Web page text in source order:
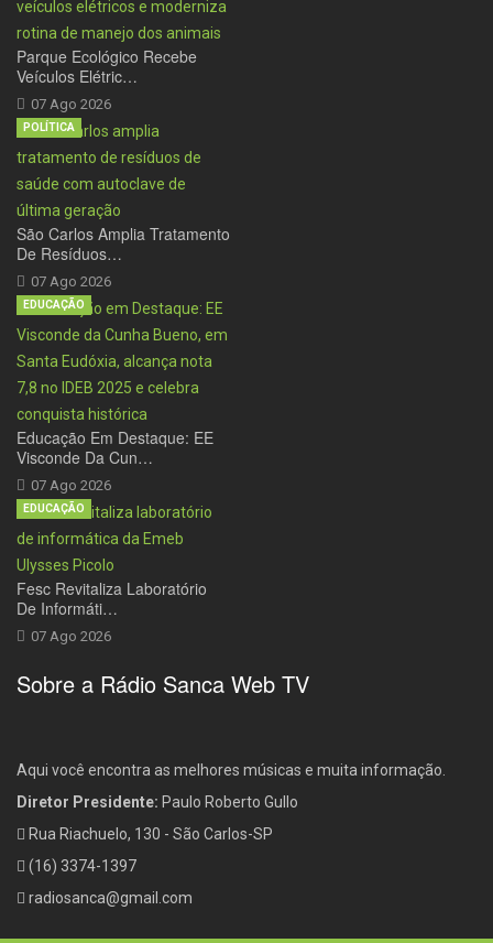
Parque Ecológico Recebe
Veículos Elétric…
07 Ago 2026
São Carlos Amplia Tratamento
De Resíduos…
07 Ago 2026
POLÍTICA
Educação Em Destaque: EE
Visconde Da Cun…
07 Ago 2026
EDUCAÇÃO
Fesc Revitaliza Laboratório
De Informáti…
07 Ago 2026
EDUCAÇÃO
Sobre a Rádio Sanca Web TV
Aqui você encontra as melhores músicas e muita informação.
Diretor Presidente: Paulo Roberto Gullo
Rua Riachuelo, 130 - São Carlos-SP
(16) 3374-1397
radiosanca@gmail.com